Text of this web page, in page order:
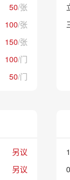
50/张
100/张
150/张
100/门
50/门
另议
另议